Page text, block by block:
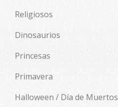
Religiosos
Dinosaurios
Princesas
Primavera
Halloween / Día de Muertos